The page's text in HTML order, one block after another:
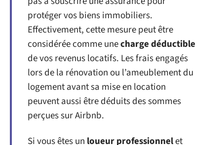
protéger vos biens immobiliers.
Effectivement, cette mesure peut être
considérée comme unecharge déductible
de vos revenus locatifs. Les frais engagés
lors de la rénovation ou l’ameublement du
logement avant sa mise en location
peuvent aussi être déduits des sommes
perçues sur Airbnb.
Si vous êtes un loueur professionnelet